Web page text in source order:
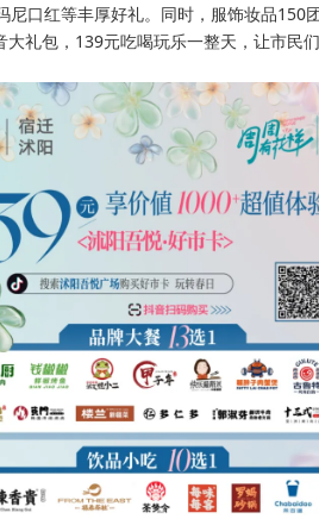
尼口红等丰厚好礼。同时，服饰妆品150
礼包，139元吃喝玩乐一整天，让市民